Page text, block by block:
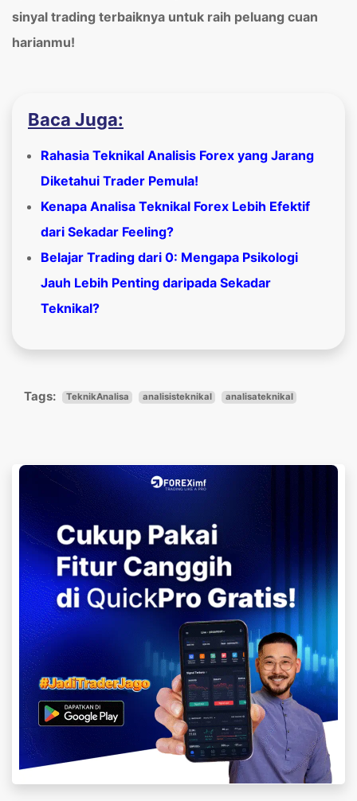
sinyal trading terbaiknya untuk raih peluang cuan
harianmu!
Baca Juga:
Rahasia Teknikal Analisis Forex yang Jarang
Diketahui Trader Pemula!
Kenapa Analisa Teknikal Forex Lebih Efektif
dari Sekadar Feeling?
Belajar Trading dari 0: Mengapa Psikologi
Jauh Lebih Penting daripada Sekadar
Teknikal?
Tags: TeknikAnalisa analisisteknikal analisateknikal